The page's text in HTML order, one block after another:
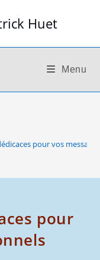
Huet
Menu
pour vos
pour